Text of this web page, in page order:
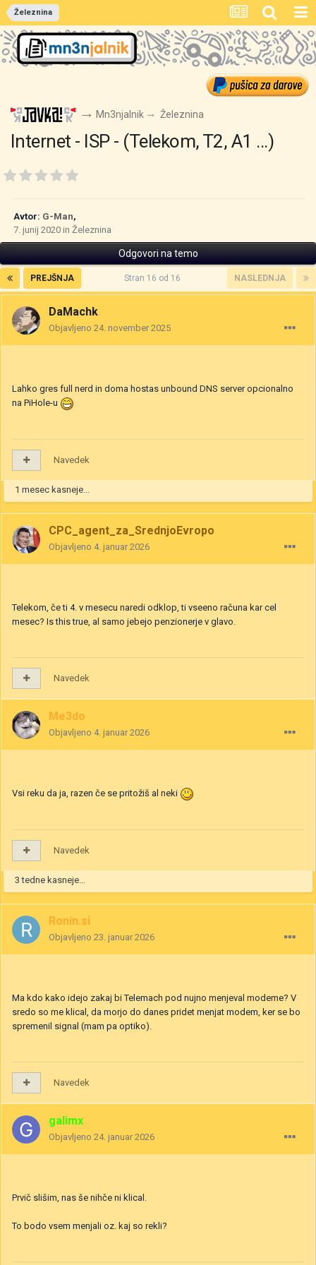
Železnina
Mn3njalnik Železnina
Internet - ISP - (Telekom, T2, A1 ...)
Avtor: G-Man,
7. junij 2020 in Železnina
Odgovori na temo
PREJŠNJA NASLEDNJA
Stran 16 od 16
DaMachk
Objavljeno 24. november 2025
Lahko gres full nerd in doma hostas unbound DNS server opcionalno
na PiHole-u
Navedek
1 mesec kasneje...
CPC_agent_za_SrednjoEvropo
Objavljeno 4. januar 2026
Telekom, če ti 4. v mesecu naredi odklop, ti vseeno računa kar cel
mesec? Is this true, al samo jebejo penzionerje v glavo.
Navedek
Me3do
Objavljeno 4. januar 2026
Vsi reku da ja, razen če se pritožiš al neki
Navedek
3 tedne kasneje...
Ronin.si
Objavljeno 23. januar 2026
Ma kdo kako idejo zakaj bi Telemach pod nujno menjeval modeme? V
sredo so me klical, da morjo do danes pridet menjat modem, ker se bo
spremenil signal (mam pa optiko).
Navedek
galimx
Objavljeno 24. januar 2026
Prvič slišim, nas še nihče ni klical.
To bodo vsem menjali oz. kaj so rekli?